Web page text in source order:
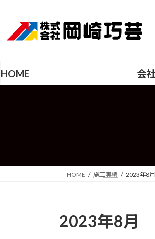
ン
ス
ー
ン
HOME 会
HOME 施工実績 2023年8月
2023年8月